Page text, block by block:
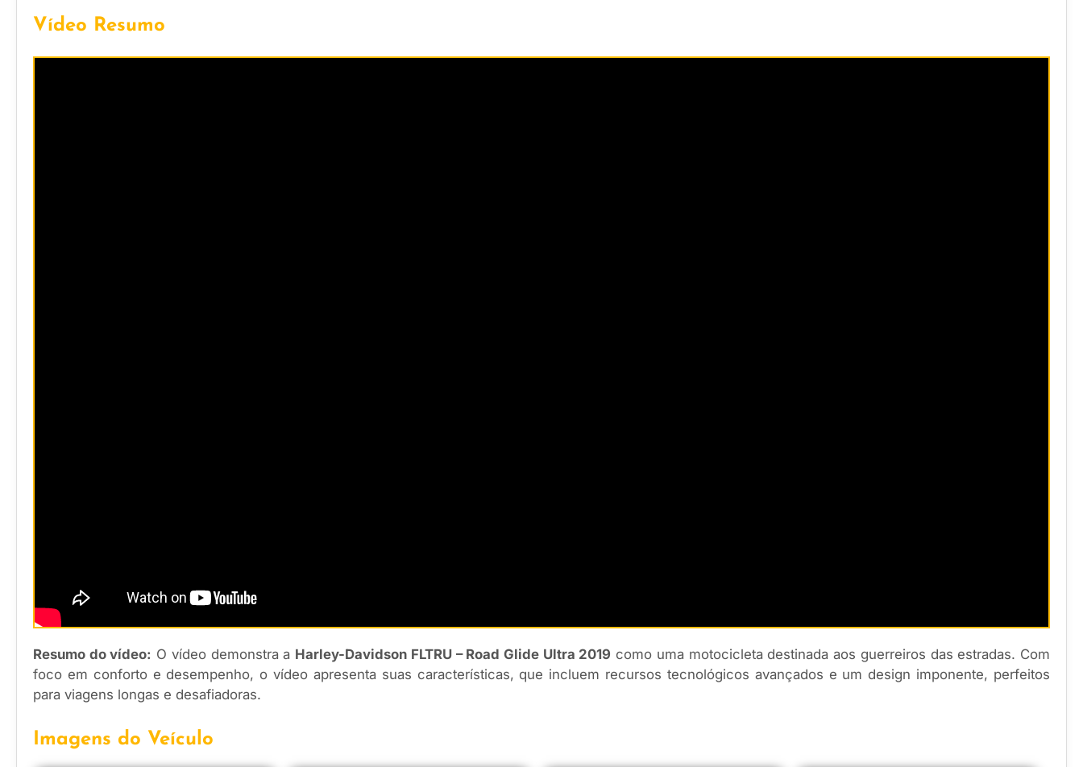
Vídeo Resumo
Resumo do vídeo: O vídeo demonstra a Harley-Davidson FLTRU – Road Glide Ultra 2019 como uma motocicleta destinada aos guerreiros das estradas. Com
foco em conforto e desempenho, o vídeo apresenta suas características, que incluem recursos tecnológicos avançados e um design imponente, perfeitos
para viagens longas e desafiadoras.
Imagens do Veículo